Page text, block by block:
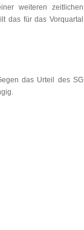
weiteren zeitlichen
das für das Vorquartal
das Urteil des SG